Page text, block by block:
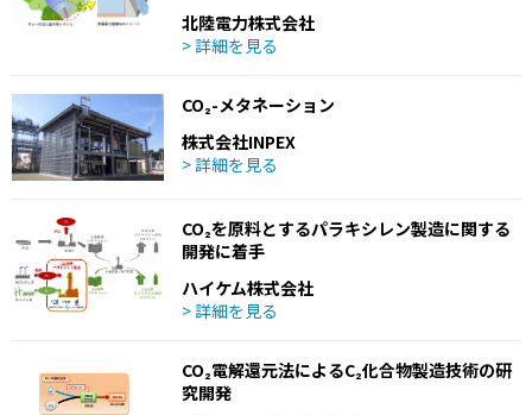
北陸電力株式会社
> 詳細を見る
CO₂-メタネーション
株式会社INPEX
> 詳細を見る
CO₂を原料とするパラキシレン製造に関する
開発に着手
ハイケム株式会社
> 詳細を見る
CO₂電解還元法によるC₂化合物製造技術の研
究開発